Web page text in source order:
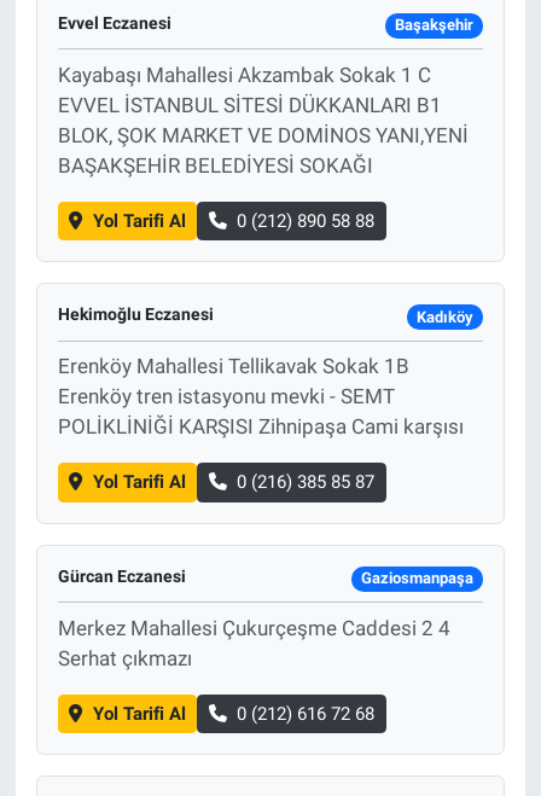
Evvel Eczanesi Başakşehir
Kayabaşı Mahallesi Akzambak Sokak 1 C
EVVEL İSTANBUL SİTESİ DÜKKANLARI B1
BLOK, ŞOK MARKET VE DOMİNOS YANI,YENİ
BAŞAKŞEHİR BELEDİYESİ SOKAĞI
Yol Tarifi Al 0 (212) 890 58 88
Hekimoğlu Eczanesi Kadıköy
Erenköy Mahallesi Tellikavak Sokak 1B
Erenköy tren istasyonu mevki - SEMT
POLİKLİNİĞİ KARŞISI Zihnipaşa Cami karşısı
Yol Tarifi Al 0 (216) 385 85 87
Gürcan Eczanesi Gaziosmanpaşa
Merkez Mahallesi Çukurçeşme Caddesi 2 4
Serhat çıkmazı
Yol Tarifi Al 0 (212) 616 72 68